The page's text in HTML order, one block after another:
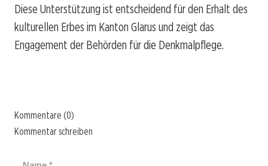
Diese Unterstützung ist entscheidend für den Erhalt des
kulturellen Erbes im Kanton Glarus und zeigt das
Engagement der Behörden für die Denkmalpflege.
Kommentare (0)
Kommentar schreiben